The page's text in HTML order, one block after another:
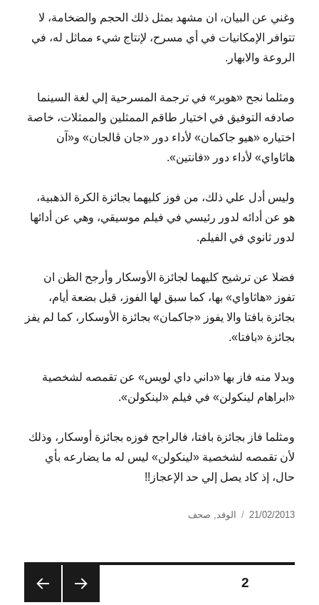
وغني عن البيان، ان مشهد بمثل ذلك الحجم والضخامة، لا
تتوافر الإمكانيات في أي مسرح، لإنتاج شيء مماثل له، في
الروعة والابهار.
ومثلما نجح «هوبر» في ترجمة المسرحية إلي لغة السينما
صادفه التوفيق في اختيار طاقم الممثلين والممثلات، خاصة
اختياره «هيو جاكمان» لأداء دور «جان ڤالجان» و«آن
هاثاواي» لأداء دور «فانتين».
وليس أدل علي ذلك، من فوز كليهما بجائزة الكرة الذهبية،
هو عن أدائه لدور رئيسي في فيلم موسيقي، وهي عن أدائها
لدور ثانوي في الفيلم.
فضلا عن ترشيح كليهما لجائزة الأوسكار وأرجح الظن ان
تفوز «هاثاواي» بها، كما سبق لها الفوز، قبل بضعة أيام،
بجائزة بافتا والا يفوز «جاكمان» بجائزة الأوسكار، كما لم يفز
بجائزة «بافتا».
وبدلا منه فاز بها «داني داي لويس» عن تقمصه لشخصية
«ابراهام لينكولن» في فيلم «لينكولن».
ومثلما فاز بجائزة بافتا، فالراجح فوزه بجائزة أوسكار، وذلك
لأن تقمصه لشخصية «لينكولن» ليس له ما يضارعه بأي
حال، إذ كاد يصل إلي حد الإعجاز!!
نُشرت
21/02/2013 التصنيفات
الوفد صحف
الصفحة2